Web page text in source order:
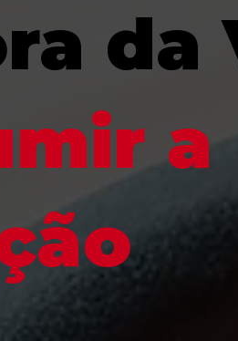
da
a